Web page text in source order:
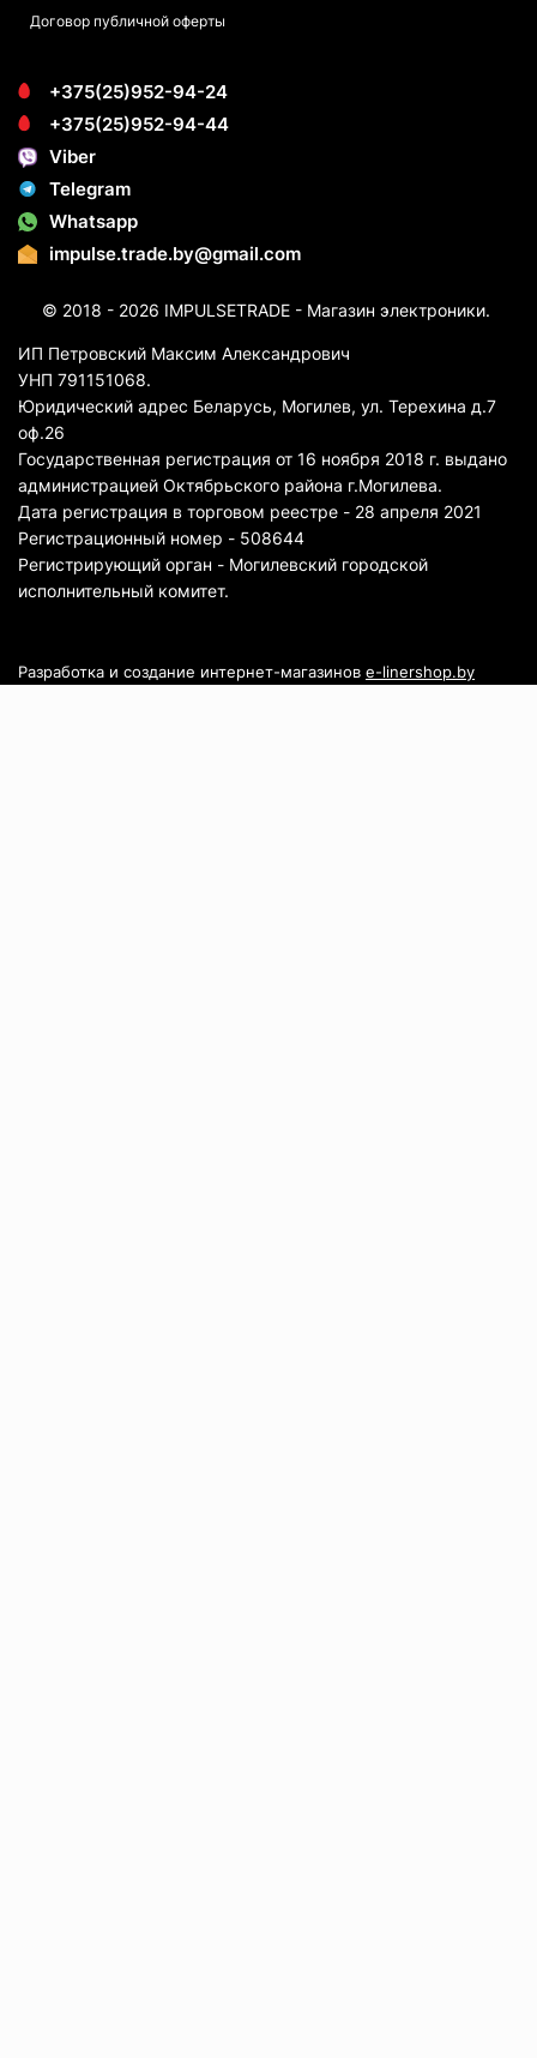
Договор публичной оферты
+375(25)952-94-24
+375(25)952-94-44
Viber
Telegram
Whatsapp
impulse.trade.by@gmail.com
© 2018 - 2026 IMPULSETRADE - Магазин электроники.
ИП Петровский Максим Александрович
УНП 791151068.
Юридический адрес Беларусь, Могилев, ул. Терехина д.7
оф.26
Государственная регистрация от 16 ноября 2018 г. выдано
администрацией Октябрьского района г.Могилева.
Дата регистрация в торговом реестре - 28 апреля 2021
Регистрационный номер - 508644
Регистрирующий орган - Могилевский городской
исполнительный комитет.
Разработка и создание интернет-магазинов e-linershop.by